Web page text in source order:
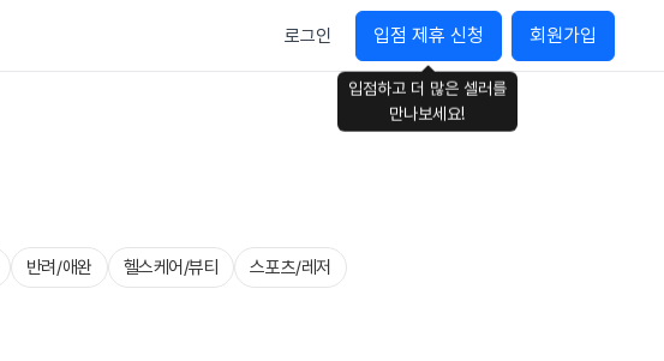
로그인 입점 제휴 신청
입점하고 더 많은 셀러를
만나보세요!
회원가입
반려/애완 헬스케어/뷰티 스포츠/레저